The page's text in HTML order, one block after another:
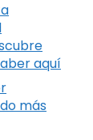
aquí
más